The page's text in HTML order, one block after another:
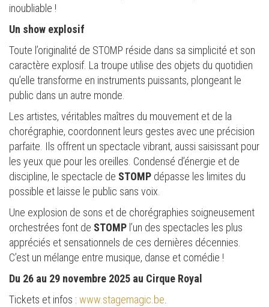
inoubliable !
Un show explosif
Toute l’originalité de STOMP réside dans sa simplicité et son
caractère explosif. La troupe utilise des objets du quotidien
qu’elle transforme en instruments puissants, plongeant le
public dans un autre monde.
Les artistes, véritables maîtres du mouvement et de la
chorégraphie, coordonnent leurs gestes avec une précision
parfaite. Ils offrent un spectacle vibrant, aussi saisissant pour
les yeux que pour les oreilles. Condensé d’énergie et de
discipline, le spectacle de STOMP dépasse les limites du
possible et laisse le public sans voix.
Une explosion de sons et de chorégraphies soigneusement
orchestrées font de STOMP l’un des spectacles les plus
appréciés et sensationnels de ces dernières décennies.
C’est un mélange entre musique, danse et comédie !
Du 26 au 29 novembre 2025 au Cirque Royal
Tickets et infos : www.stagemagic.be